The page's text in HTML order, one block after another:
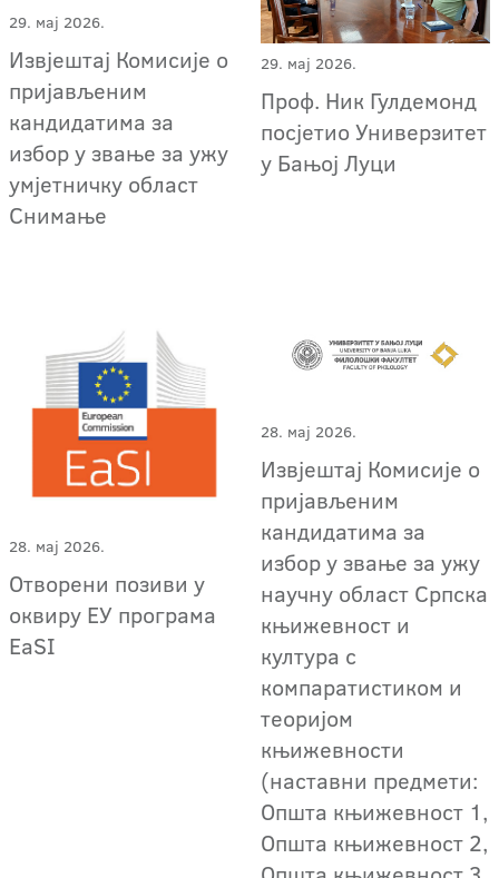
29. мај 2026.
Извјештај Комисије о
пријављеним
кандидатима за
избор у звање за ужу
умјетничку област
Снимање
29. мај 2026.
Проф. Ник Гулдемонд
посјетио Универзитет
у Бањој Луци
28. мај 2026.
Отворени позиви у
оквиру ЕУ програма
EaSI
28. мај 2026.
Извјештај Комисије о
пријављеним
кандидатима за
избор у звање за ужу
научну област Српска
књижевност и
култура с
компаратистиком и
теоријом
књижевности
(наставни предмети:
Општа књижевност 1,
Општа књижевност 2,